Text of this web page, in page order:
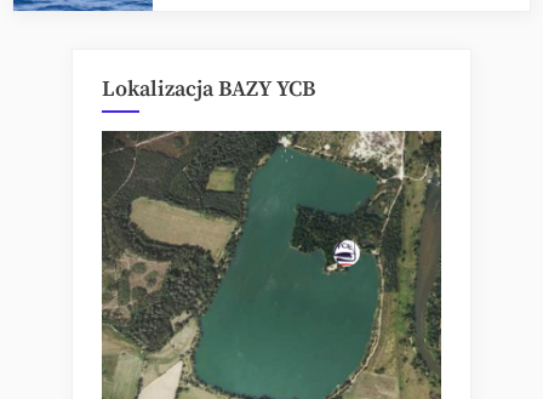
Lokalizacja BAZY YCB